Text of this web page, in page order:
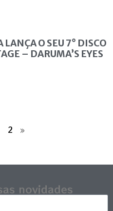
O SEU 7° DISCO
– DARUMA’S EYES
2 »
novidades